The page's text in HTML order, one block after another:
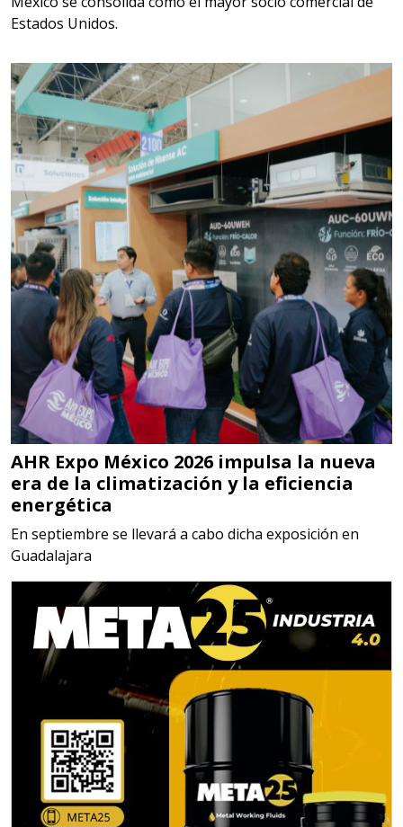
Aplicar al Requerimiento
Empresa en Estado de México
Requiere:
SCRAP
Especificaciones:
Somos Proveedores de GESTION
DE RESIDUOS Y DESTRUCCION
FISCAL
Aplicar al Requerimiento
Empresa en Jalisco
Requiere:
MATERIALES PARA SELLOS DE
SISTEMAS DE ESCAPE
Especificaciones:
Requisitos: Garantizar composición
química y origen adecuados
(especialmente para grafito) y
contar con sistemas de calidad y
gestión ambiental.
Aplicar al Requerimiento
Empresa en Jalisco
Requiere:
MATERIALES PARA SELLOS DE
BATERÍAS DE LITIO
Especificaciones:
Estados Unidos.
AHR Expo México 2026 impulsa la nueva
era de la climatización y la eficiencia
energética
En septiembre se llevará a cabo dicha exposición en
Guadalajara